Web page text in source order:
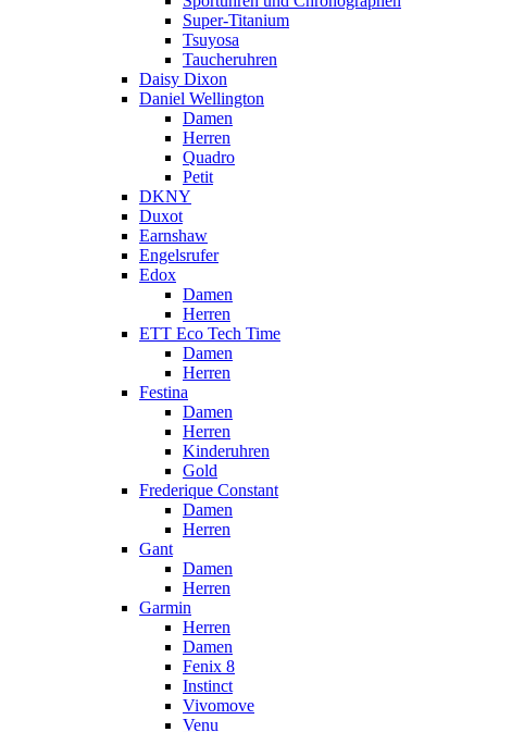
Super-Titanium
Tsuyosa
Taucheruhren
Daisy Dixon
Daniel Wellington
Damen
Herren
Quadro
Petit
DKNY
Duxot
Earnshaw
Engelsrufer
Edox
Damen
Herren
ETT Eco Tech Time
Damen
Herren
Festina
Damen
Herren
Kinderuhren
Gold
Frederique Constant
Damen
Herren
Gant
Damen
Herren
Garmin
Herren
Damen
Fenix 8
Instinct
Vivomove
Venu